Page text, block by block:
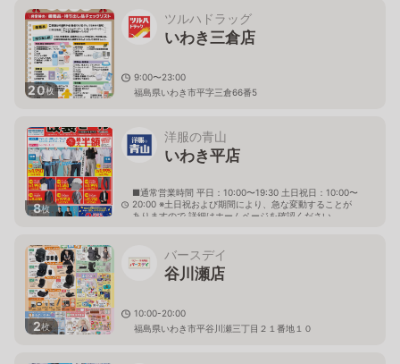
20枚
ツルハドラッグ
いわき三倉店
9:00〜23:00
福島県いわき市平字三倉66番5
8枚
洋服の青山
いわき平店
■通常営業時間 平日：10:00〜19:30 土日祝日：10:00〜
20:00 ※土日祝および期間により、急な変動することが
ありますので 詳細はホームページを確認ください
2枚
バースデイ
谷川瀬店
10:00-20:00
福島県いわき市平谷川瀬三丁目２１番地１０